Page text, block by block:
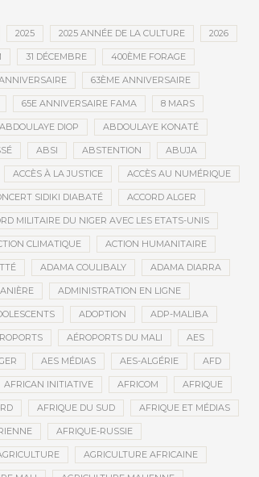
2025 2025 ANNÉE DE LA CULTURE 2026
31 DÉCEMBRE 400ÈME FORAGE
63ÈME ANNIVERSAIRE
65E ANNIVERSAIRE FAMA 8 MARS
ABDOULAYE DIOP ABDOULAYE KONATÉ
ABSI ABSTENTION ABUJA
ACCÈS À LA JUSTICE ACCÈS AU NUMÉRIQUE
SIDIKI DIABATÉ ACCORD ALGER
MILITAIRE DU NIGER AVEC LES ETATS-UNIS
CLIMATIQUE ACTION HUMANITAIRE
ADAMA COULIBALY ADAMA DIARRA
ADMINISTRATION EN LIGNE
ADOPTION ADP-MALIBA
AÉROPORTS DU MALI AES
AES MÉDIAS AES-ALGÉRIE AFD
AFRICAN INITIATIVE AFRICOM AFRIQUE
AFRIQUE DU SUD AFRIQUE ET MÉDIAS
AFRIQUE-RUSSIE
AGRICULTURE AFRICAINE